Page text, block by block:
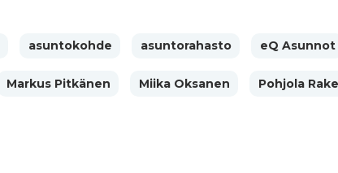
asuntokohde asuntorahasto eQ Asunnot
Markus Pitkänen Miika Oksanen Pohjola